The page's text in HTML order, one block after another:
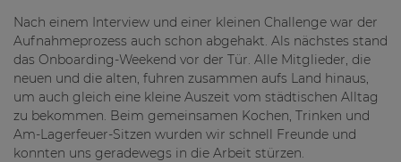
Nach einem Interview und einer kleinen Challenge war der
Aufnahmeprozess auch schon abgehakt. Als nächstes stand
das Onboarding-Weekend vor der Tür. Alle Mitglieder, die
neuen und die alten, fuhren zusammen aufs Land hinaus,
um auch gleich eine kleine Auszeit vom städtischen Alltag
zu bekommen. Beim gemeinsamen Kochen, Trinken und
Am-Lagerfeuer-Sitzen wurden wir schnell Freunde und
konnten uns geradewegs in die Arbeit stürzen.